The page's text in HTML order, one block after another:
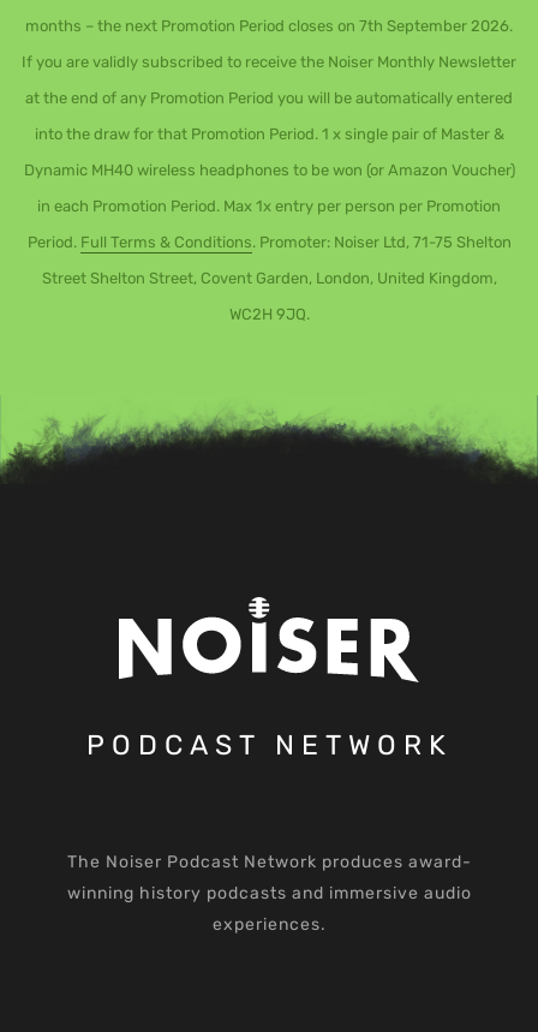
months – the next Promotion Period closes on 7th September 2026.
If you are validly subscribed to receive the Noiser Monthly Newsletter
at the end of any Promotion Period you will be automatically entered
into the draw for that Promotion Period. 1 x single pair of Master &
Dynamic MH40 wireless headphones to be won (or Amazon Voucher)
in each Promotion Period. Max 1x entry per person per Promotion
Period. Full Terms & Conditions. Promoter: Noiser Ltd, 71-75 Shelton
Street Shelton Street, Covent Garden, London, United Kingdom,
WC2H 9JQ.
PODCAST NETWORK
The Noiser Podcast Network produces award-
winning history podcasts and immersive audio
experiences.